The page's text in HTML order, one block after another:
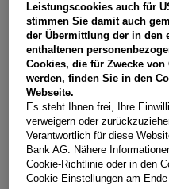
LAUFZEIT UND
Laufzeit
6 Monate
12 Monate
Leistungscookies auch für
stimmen Sie damit auch
der Übermittlung der in den
enthaltenen
Cookies, die für Zwecke
werden, finden Sie in den
Webseite.
Es steht Ihnen frei, Ihre
verweigern oder
Verantwortlich für diese
Bank AG. Nähere
Cookie-Richtlinie oder in den
Cookie-Einstellungen am